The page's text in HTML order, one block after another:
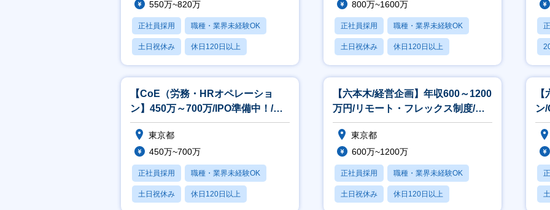
550万~820万
正社員採用 職種・業界未経験OK
土日祝休み 休日120日以上
月残業20時間以内
800万~1600万
正社員採用 職種・業界未経験OK
土日祝休み 休日120日以上
転勤なし
【CoE（労務・HRオペレーショ
ン】450万～700万/IPO準備中！/リ
モート・フレックス制度あり
東京都
450万~700万
正社員採用 職種・業界未経験OK
土日祝休み 休日120日以上
【六本木/経営企画】年収600～1200
万円/リモート・フレックス制度/土
日祝休み
東京都
600万~1200万
正社員採用 職種・業界未経験OK
土日祝休み 休日120日以上
ン
モ